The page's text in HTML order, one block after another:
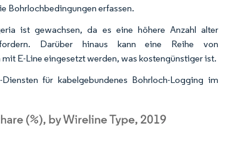
Bohrlochbedingungen erfassen.
ist gewachsen, da es eine höhere Anzahl alter
Darüber hinaus kann eine Reihe von
E-Line eingesetzt werden, was kostengünstiger ist.
für kabelgebundenes Bohrloch-Logging im